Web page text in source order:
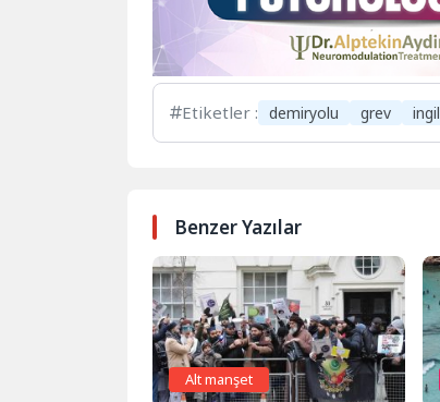
Etiketler : demiryolu grev
Benzer Yazılar
Alt manşet